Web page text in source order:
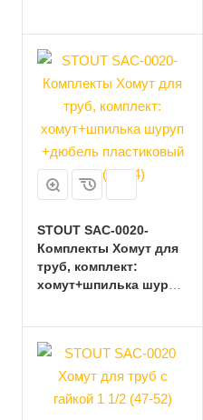
STOUT SAC-0020-
Комплекты Хомут для
труб, комплект:
хомут+шпилька шуруп